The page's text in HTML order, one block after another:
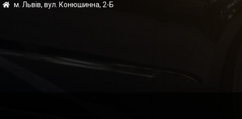
м. Львів, вул. Конюшинна, 2-Б